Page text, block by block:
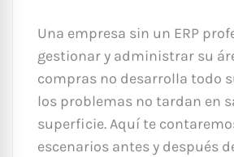
Una empresa sin un ERP
gestionar y administrar su
compras no desarrolla todo
los problemas no tardan en
superficie. Aquí te
escenarios antes y después